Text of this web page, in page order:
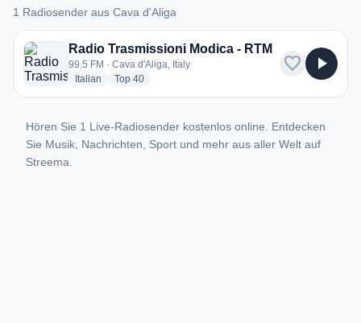
1 Radiosender aus Cava d'Aliga
1 Radiosender aus Cava d'Aliga
Radio Trasmissioni Modica - RTM
99.5 FM · Cava d'Aliga, Italy
Italian radio stations
Top 40radio stations
favorite play_arrow
Hören Sie 1 Live-Radiosender kostenlos online. Entdecken
Sie Musik, Nachrichten, Sport und mehr aus aller Welt auf
Streema.